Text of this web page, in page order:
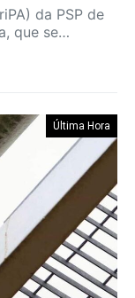
da PSP de
que se…
Última Hora